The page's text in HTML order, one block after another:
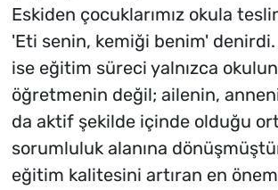
Eskiden çocuklarımız okula
'Eti senin, kemiği benim'
ise eğitim süreci yalnızca
öğretmenin değil; ailenin,
da aktif şekilde içinde olduğu
sorumluluk alanına
eğitim kalitesini artıran en